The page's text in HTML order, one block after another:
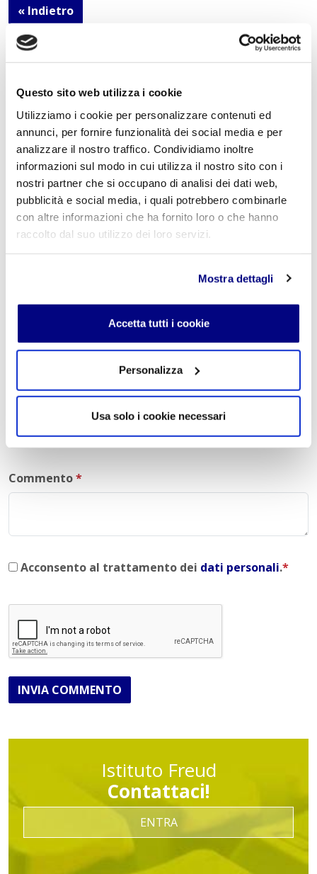
Questo sito web utilizza i cookie
Utilizziamo i cookie per personalizzare contenuti ed
annunci, per fornire funzionalità dei social media e per
analizzare il nostro traffico. Condividiamo inoltre
informazioni sul modo in cui utilizza il nostro sito con i
nostri partner che si occupano di analisi dei dati web,
pubblicità e social media, i quali potrebbero combinarle
con altre informazioni che ha fornito loro o che hanno
raccolto dal suo utilizzo dei loro servizi.
Mostra dettagli
Accetta tutti i cookie
Personalizza
Usa solo i cookie necessari
« Indietro
Turismo, Liceo delle Scienze Umane e Liceo Scientifico
Via Accademia, 26/29 Milano – Viale Fulvio Testi, 7 Milano – Tel.
02.29409829– www.istitutofreud.it
Scuola Superiore Paritaria Milano-Scuola Privata Informatica
Milano
Scuola Privata Turismo Milano
Liceo delle Scienze Umane
indirizzo Economico Sociale Milano
Liceo Scientifico Milano
Contattaci per maggiori informazioni:info@istitutofreud.it
Lascia un commento
L'indirizzo email non verrà pubblicato. I campi
obbligatori sono contrassegnati con*
Commento*
Acconsento al trattamento dei dati personali.*
INVIA COMMENTO
Istituto Freud
Contattaci!
ENTRA